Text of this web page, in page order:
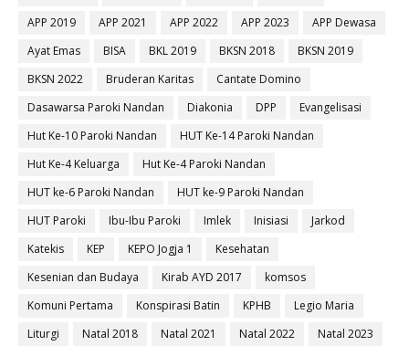
APP 2019
APP 2021 APP 2022 APP 2023
APP Dewasa
Ayat Emas
BISA BKL 2019 BKSN 2018
BKSN 2019
BKSN 2022
Bruderan Karitas
Cantate Domino
Dasawarsa Paroki Nandan
Diakonia DPP
Evangelisasi
Hut Ke-10 Paroki Nandan
HUT Ke-14 Paroki Nandan
Hut Ke-4 Keluarga
Hut Ke-4 Paroki Nandan
HUT ke-6 Paroki Nandan
HUT ke-9 Paroki Nandan
HUT Paroki
Ibu-Ibu Paroki Imlek Inisiasi
Jarkod
Katekis
KEP KEPO Jogja 1
Kesehatan
Kesenian dan Budaya
Kirab AYD 2017
komsos
Komuni Pertama
Konspirasi Batin KPHB
Legio Maria
Liturgi
Natal 2018 Natal 2021 Natal 2022
Natal 2023